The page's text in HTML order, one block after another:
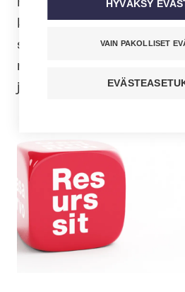
kiteytetty viiteen,
suunnattuihin
resurssit, laatu,
ja tasa-arvo.
HYVÄKSY
VAIN PAKOLLISET